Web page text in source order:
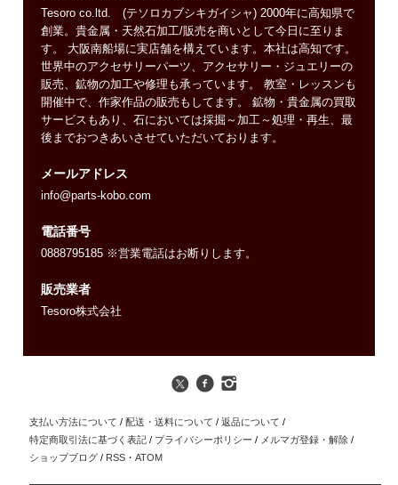
Tesoro co.ltd. (テソロカブシキガイシャ) 2000年に高知県で
創業。貴金属・天然石加工/販売を商いとして今日に至りま
す。 大阪南船場に実店舗を構えています。本社は高知です。
世界中のアクセサリーパーツ、アクセサリー・ジュエリーの
販売、鉱物の加工や修理も承っています。 教室・レッスンも
開催中で、作家作品の販売もしてます。 鉱物・貴金属の買取
サービスもあり、石においては採掘～加工～処理・再生、最
後までおつきあいさせていただいております。
メールアドレス
info@parts-kobo.com
電話番号
0888795185 ※営業電話はお断りします。
販売業者
Tesoro株式会社
支払い方法について / 配送・送料について / 返品について /
特定商取引法に基づく表記 / プライバシーポリシー / メルマガ登録・解除 /
ショップブログ / RSS ・ATOM